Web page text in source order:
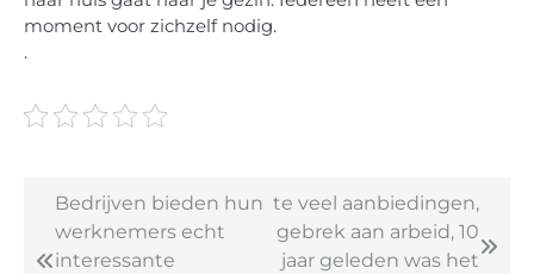
moment voor zichzelf nodig.
.
Post
navigation
Bedrijven bieden hun
werknemers echt
interessante
te veel aanbiedingen,
gebrek aan arbeid, 10
jaar geleden was het